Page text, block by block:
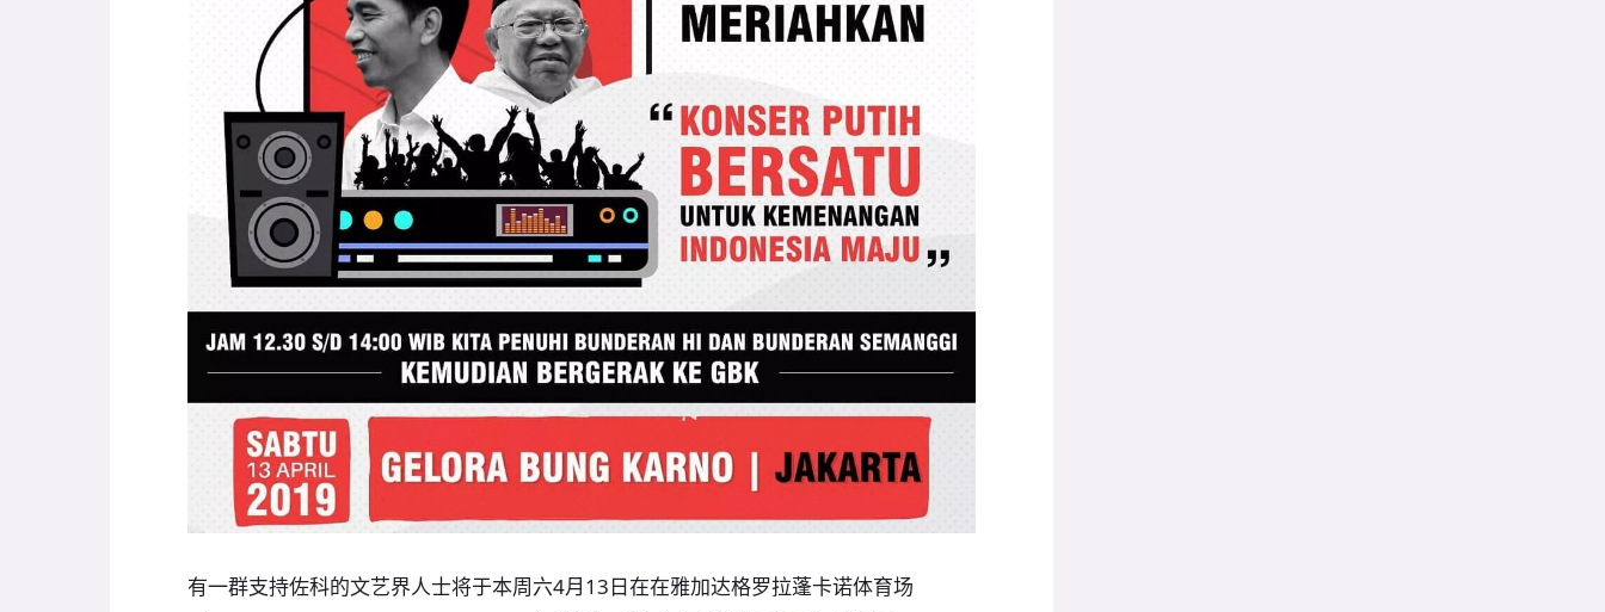
有一群支持佐科的文艺界人士将于本周六4月13日在在雅加达格罗拉蓬卡诺体育场